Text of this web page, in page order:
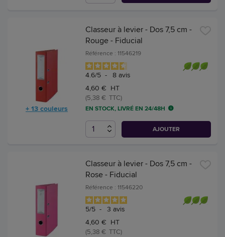
+ 13 couleurs
Classeur à levier - Dos 7,5 cm -
Rouge - Fiducial
Référence : 11546219
4.6/5 - 8 avis
4,60 € HT
(5,38 € TTC)
EN STOCK, LIVRÉ EN 24/48H
AJOUTER
Classeur à levier - Dos 7,5 cm -
Rose - Fiducial
Référence : 11546220
5/5 - 3 avis
4,60 € HT
(5,38 € TTC)